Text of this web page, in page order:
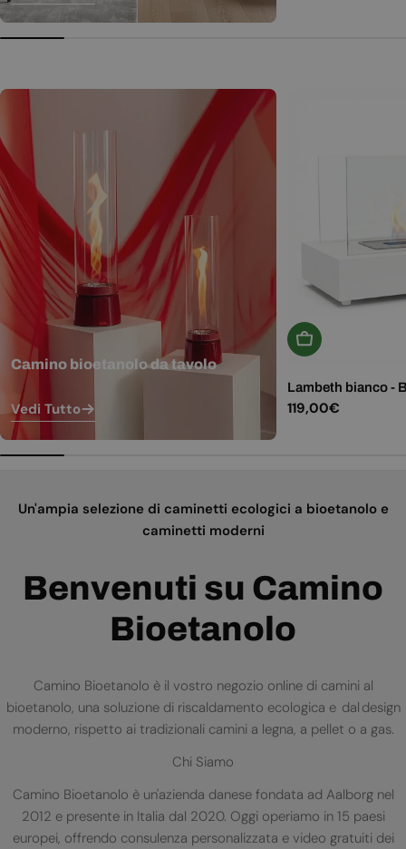
Camino bioetanolo da tavolo
Vedi Tutto
Aggiungi Al
Lambeth bianco -
Prezzo
119,00€
Un'ampia selezione di caminetti ecologici a bioetanolo e
caminetti moderni
Benvenuti su Camino
Bioetanolo
Camino Bioetanolo è il vostro negozio online di camini al
bioetanolo, una soluzione di riscaldamento ecologica e dal design
moderno, rispetto ai tradizionali camini a legna, a pellet o a gas.
Chi Siamo
Camino Bioetanolo è un'azienda danese fondata ad Aalborg nel
2012 e presente in Italia dal 2020. Oggi operiamo in 15 paesi
europei, offrendo consulenza personalizzata e video gratuiti dei